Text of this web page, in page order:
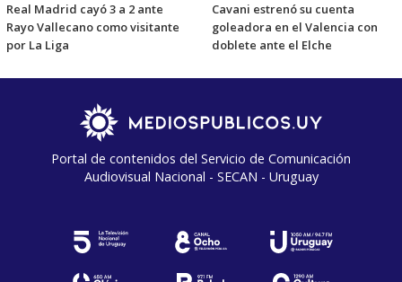
Real Madrid cayó 3 a 2 ante
Rayo Vallecano como visitante
por La Liga
Cavani estrenó su cuenta
goleadora en el Valencia con
doblete ante el Elche
Portal de contenidos del Servicio de Comunicación
Audiovisual Nacional - SECAN - Uruguay